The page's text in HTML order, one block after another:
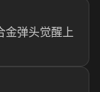
金弹头觉醒上